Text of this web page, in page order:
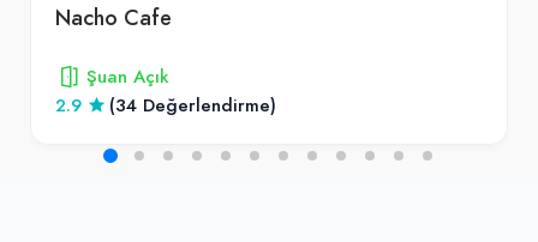
Nacho Cafe
Şuan Açık
2.9
(34 Değerlendirme)